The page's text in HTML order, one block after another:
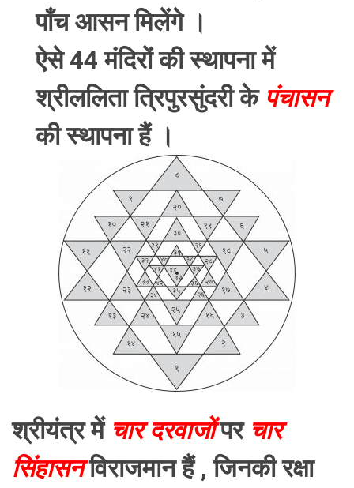
पाँच आसन मिलेंगे ।
ऐसे 44 मंदिरों की स्थापना में
श्रीललिता त्रिपुरसुंदरी के पंचासन
की स्थापना हैं ।
श्रीयंत्र में चार दरवाजोंपर चार
सिंहासन विराजमान हैं , जिनकी रक्षा